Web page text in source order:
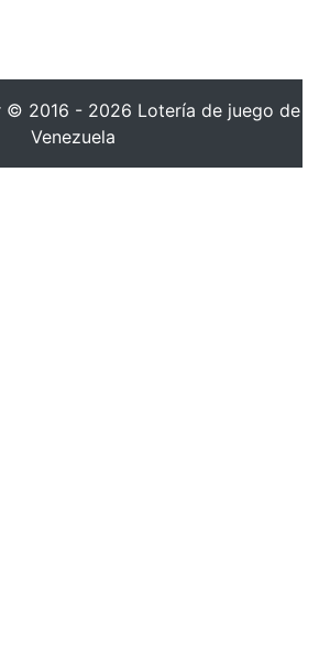
© 2016 - 2026 Lotería de juego de
Venezuela